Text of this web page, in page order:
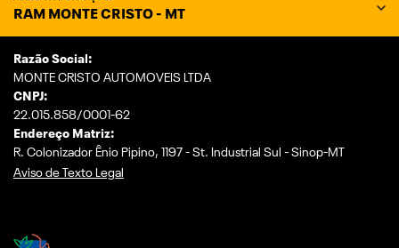
RAM MONTE CRISTO - MT
Razão Social:
MONTE CRISTO AUTOMOVEIS LTDA
CNPJ:
22.015.858/0001-62
Endereço Matriz:
R. Colonizador Ênio Pipino, 1197 - St. Industrial Sul - Sinop-MT
Aviso de Texto Legal